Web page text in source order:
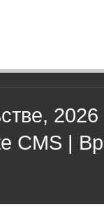
2026
CMS |